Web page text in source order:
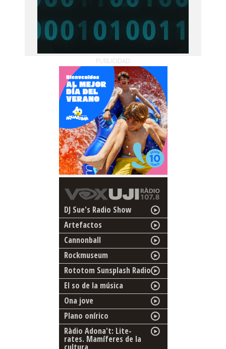
PUBLICIDAD
DJ Sue's Radio Show
Artefactos
Cannonball
Rockmuseum
Rototom Sunsplash Radio
El so de la música
Ona jove
Plano onírico
Ràdio Adona't: Lite-
rates. Mamíferes de la